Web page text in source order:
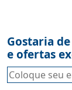
Gostaria
e ofertas